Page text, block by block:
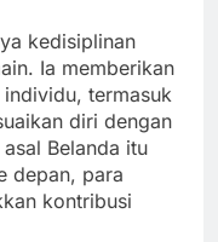
kedisiplinan
Ia memberikan
termasuk
diri dengan
Belanda itu
depan, para
kontribusi